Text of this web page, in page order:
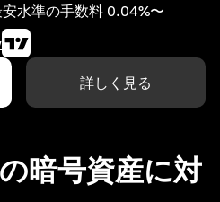
水準の手数料 0.04%〜
詳しく見る
暗号資産に対